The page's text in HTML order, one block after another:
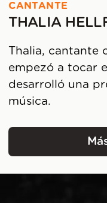
CANTANTE
THALIA
Thalia, cantante
empezó a tocar
desarrolló una
música.